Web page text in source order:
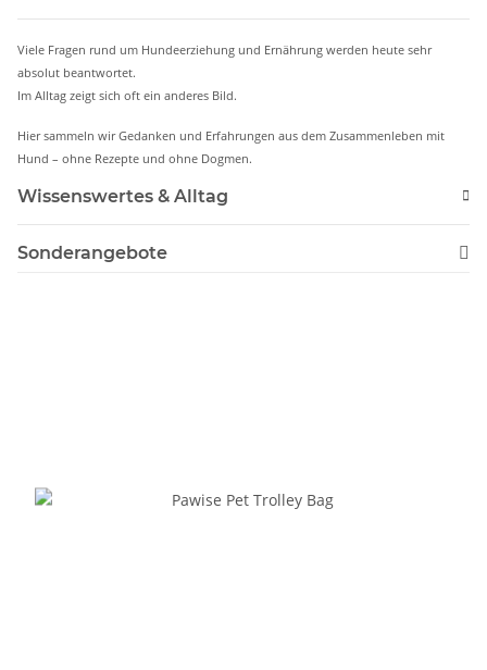
Viele Fragen rund um Hundeerziehung und Ernährung werden heute sehr
absolut beantwortet.
Im Alltag zeigt sich oft ein anderes Bild.
Hier sammeln wir Gedanken und Erfahrungen aus dem Zusammenleben mit
Hund – ohne Rezepte und ohne Dogmen.
Wissenswertes & Alltag
Sonderangebote